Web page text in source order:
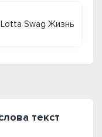
Swag Жизнь
текст